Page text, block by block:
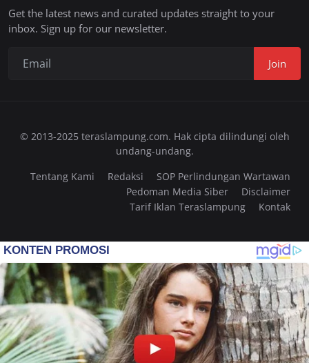
Get the latest news and curated updates straight to your
inbox. Sign up for our newsletter.
Join
© 2013-2025 teraslampung.com. Hak cipta dilindungi oleh
undang-undang.
Tentang Kami
Redaksi
SOP Perlindungan Wartawan
Pedoman Media Siber
Disclaimer
Tarif Iklan Teraslampung
Kontak